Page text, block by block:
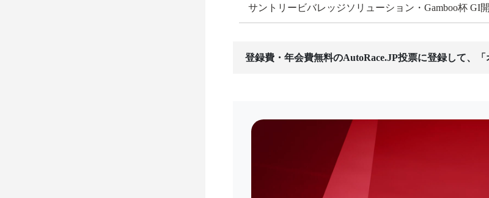
サントリービバレッジソリューション・Gamboo杯 GI
登録費・年会費無料のAutoRace.JP投票に登録して、